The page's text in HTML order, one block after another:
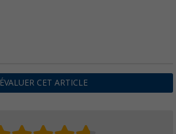
ÉVALUER CET ARTICLE